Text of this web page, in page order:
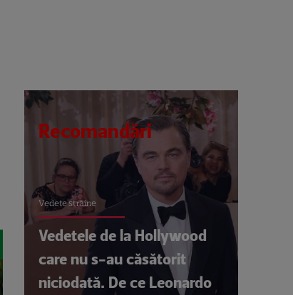
Recomandări
Vedete străine
Vedetele de la Hollywood
care nu s-au căsătorit
niciodată. De ce Leonardo